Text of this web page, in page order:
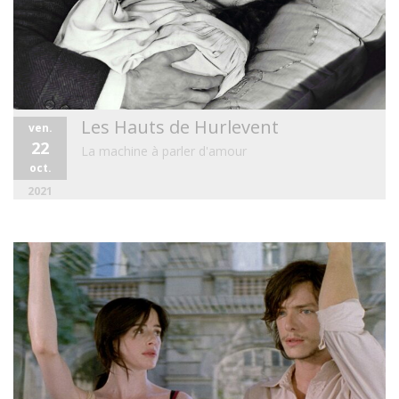
ven.
22
oct.
2021
Les Hauts de Hurlevent
La machine à parler d'amour